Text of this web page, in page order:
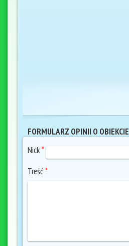
FORMULARZ OPINII O OBIEKCIE
Nick*
Treść*